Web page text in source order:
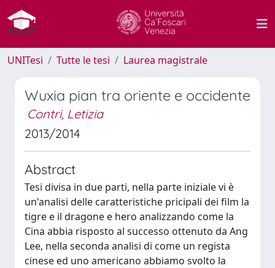
UNITesi Tutte le tesi Laurea magistrale
Wuxia pian tra oriente e occidente
Contri, Letizia
2013/2014
Abstract
Tesi divisa in due parti, nella parte iniziale vi è
un'analisi delle caratteristiche pricipali dei film la
tigre e il dragone e hero analizzando come la
Cina abbia risposto al successo ottenuto da Ang
Lee, nella seconda analisi di come un regista
cinese ed uno americano abbiamo svolto la